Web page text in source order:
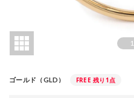
1
ゴールド（GLD） FREE 残り1点